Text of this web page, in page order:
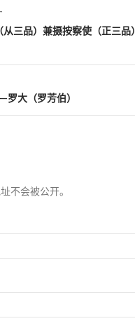
从三品）兼摄按察使（正三
大（罗芳伯）
不会被公开。